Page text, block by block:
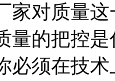
家对质量
量的把控
必须在技